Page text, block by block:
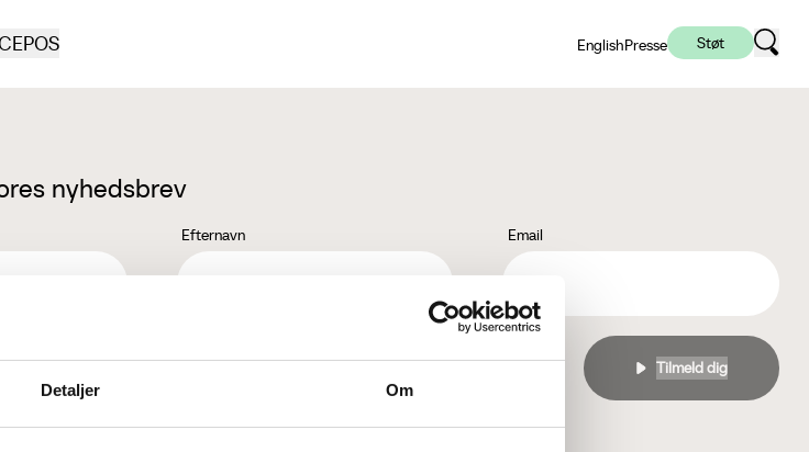
Detaljer Om
EnglishPresse Støt
nyhedsbrev
Efternavn Email
af mine personoplysninger i henhold tilprivatlivspolitikken